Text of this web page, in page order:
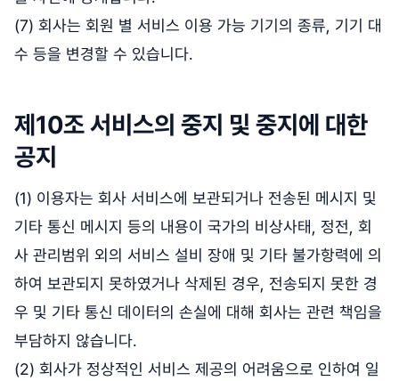
(7) 회사는 회원 별 서비스 이용 가능 기기의 종류, 기기 대
수 등을 변경할 수 있습니다.
제10조 서비스의 중지 및 중지에 대한
공지
(1) 이용자는 회사 서비스에 보관되거나 전송된 메시지 및
기타 통신 메시지 등의 내용이 국가의 비상사태, 정전, 회
사 관리범위 외의 서비스 설비 장애 및 기타 불가항력에 의
하여 보관되지 못하였거나 삭제된 경우, 전송되지 못한 경
우 및 기타 통신 데이터의 손실에 대해 회사는 관련 책임을
부담하지 않습니다.
(2) 회사가 정상적인 서비스 제공의 어려움으로 인하여 일